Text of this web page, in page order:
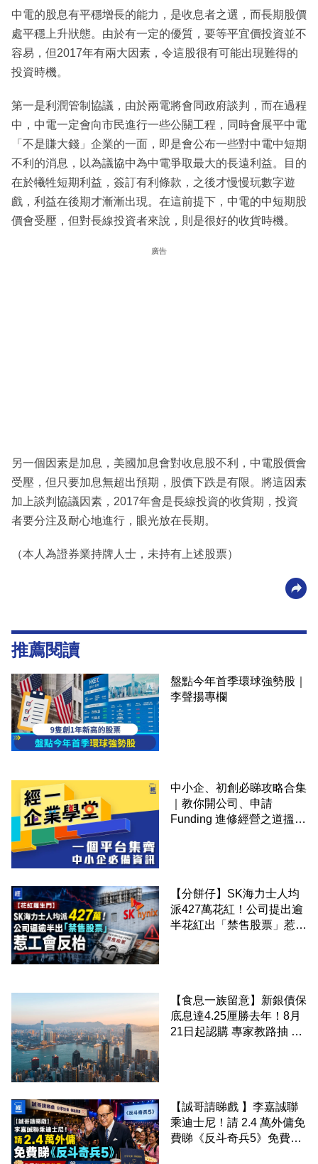
中電的股息有平穩增長的能力，是收息者之選，而長期股價
處平穩上升狀態。由於有一定的優質，要等平宜價投資並不
容易，但2017年有兩大因素，令這股很有可能出現難得的
投資時機。
第一是利潤管制協議，由於兩電將會同政府談判，而在過程
中，中電一定會向市民進行一些公關工程，同時會展平中電
「不是賺大錢」企業的一面，即是會公布一些對中電中短期
不利的消息，以為議協中為中電爭取最大的長遠利益。目的
在於犧牲短期利益，簽訂有利條款，之後才慢慢玩數字遊
戲，利益在後期才漸漸出現。在這前提下，中電的中短期股
價會受壓，但對長線投資者來說，則是很好的收貨時機。
廣告
另一個因素是加息，美國加息會對收息股不利，中電股價會
受壓，但只要加息無超出預期，股價下跌是有限。將這因素
加上談判協議因素，2017年會是長線投資的收貨期，投資
者要分注及耐心地進行，眼光放在長期。
（本人為證券業持牌人士，未持有上述股票）
推薦閱讀
盤點今年首季環球強勢股｜
李聲揚專欄
中小企、初創必睇攻略合集
｜教你開公司、申請
Funding 進修經營之道搵大
【分餅仔】SK海力士人均
派427萬花紅！公司提出逾
半花紅出「禁售股票」惹工
【食息一族留意】新銀債保
底息達4.25厘勝去年！8月
21日起認購 專家教路抽 20
【誠哥請睇戲 】李嘉誠聯
乘迪士尼！請 2.4 萬外傭免
費睇《反斗奇兵5》免費包